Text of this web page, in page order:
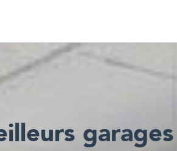
s garages